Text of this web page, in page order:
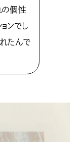
の個性
ンでし
たんで